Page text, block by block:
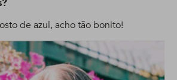
de azul, acho tão bonito!